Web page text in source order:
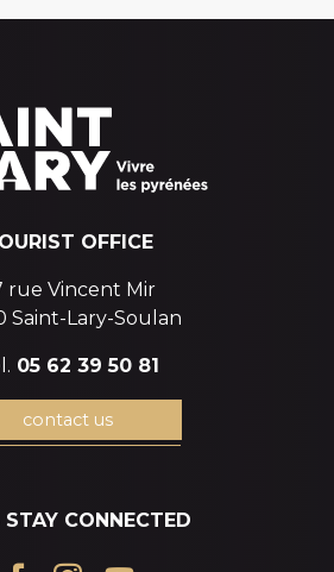
OFFICE
rue Vincent Mir
Saint-Lary-Soulan
05 62 39 50 81
contact us
STAY CONNECTED